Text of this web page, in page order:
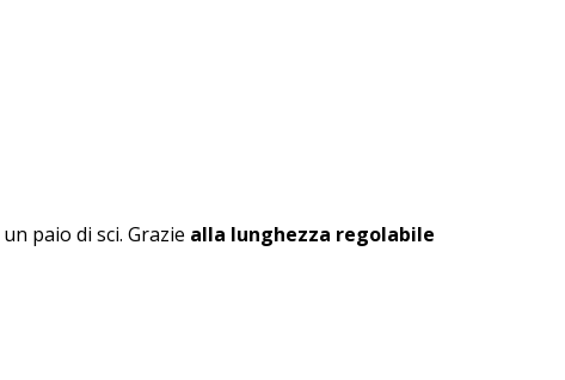
paio di sci. Grazie alla lunghezza regolabile